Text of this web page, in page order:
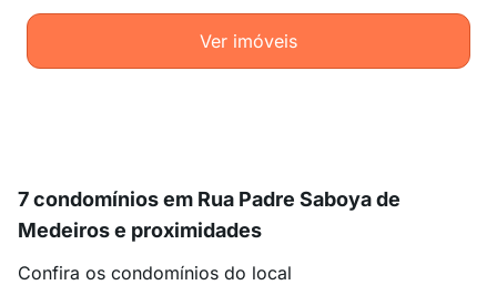
Ver imóveis
7 condomínios em Rua Padre Saboya de
Medeiros e proximidades
Confira os condomínios do local